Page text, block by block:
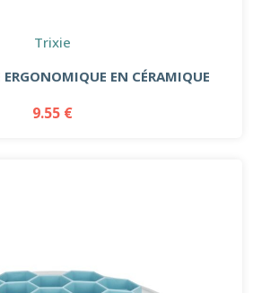
Trixie
ERGONOMIQUE EN CÉRAMIQUE
9.55 €